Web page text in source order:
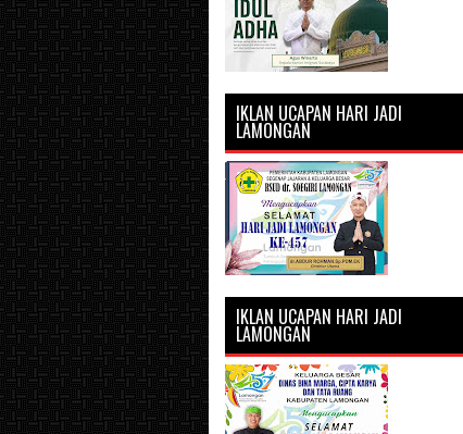
IKLAN UCAPAN HARI JADI
LAMONGAN
IKLAN UCAPAN HARI JADI
LAMONGAN